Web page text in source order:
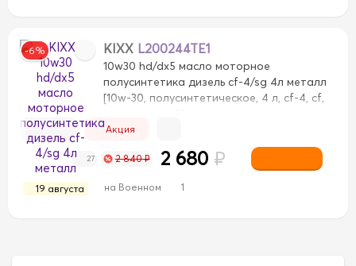
0W-160W-16 0W-20 0W-20 0W-30
5W-405W-40 5W-505W-50 10W-4010W-40
15W-50 15W-50 20W-5020W-50 SAE 50 SAE 50
-6% KIXX L200244TE1
10w30 hd/dx5 масло моторное
полусинтетика дизель cf-4/sg 4л металл
[10w-30, полусинтетическое, 4 л, cf-4, cf,
Акция
19 августа на Военном 1
27 2 840 ₽ 2 680 ₽